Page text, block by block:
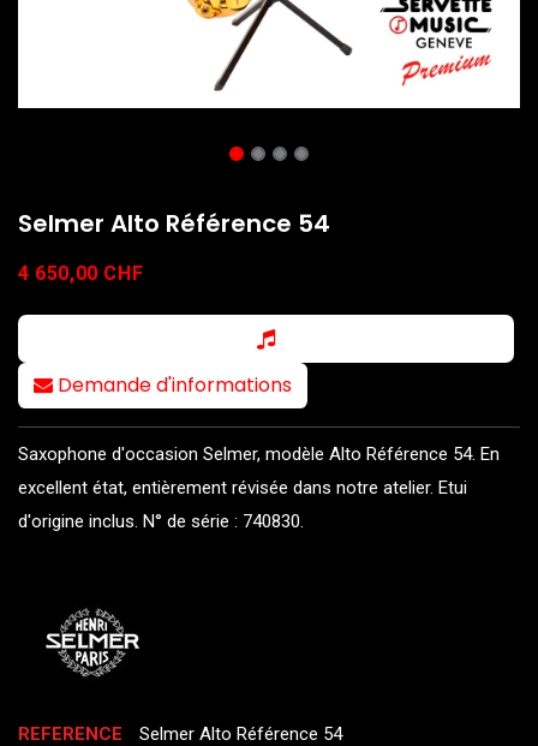
Selmer Alto Référence 54
4 650,00 CHF
Demande d'informations
Saxophone d'occasion Selmer, modèle Alto Référence 54. En
excellent état, entièrement révisée dans notre atelier. Etui
d'origine inclus. N° de série : 740830.
REFERENCE Selmer Alto Référence 54